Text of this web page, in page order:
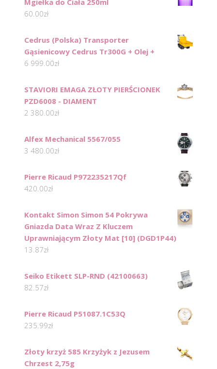
Mgiełka do Ciała 250ml
60.00zł
Cedrus (Polska) Transporter
Gąsienicowy Cedrus Tr300G + Olej +
6 999.00zł
STAVIORI EMAGA ZŁOTY PIERŚCIONEK
PZD6008 - DIAMENT
2 380.00zł
Alfex Mechanical 5567/055
3 480.00zł
Pierre Ricaud P972235217Qf
420.00zł
Kontakt Simon Simon 54 Pokrywa
Gniazda Data Wraz Z Kluczem
Uprawniającym Złoty Mat [10] (DGD1P44)
13.87zł
Seiko Etikett SLP-RND (42100663)
82.57zł
Pierre Ricaud P51087.1C53Q
235.99zł
Złoty krzyż 585 Krzyżyk z Jezusem
Chrzest 2,75g